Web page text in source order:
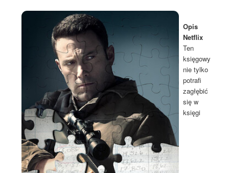
Opis
Netflix
Ten
księgowy
nie tylko
potrafi
zagłębić
się w
księgi